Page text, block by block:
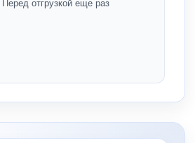
отгрузкой еще раз